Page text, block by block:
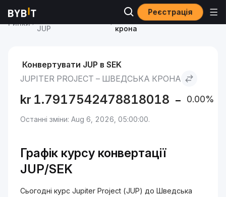
Реєстрація
Ринки
JUP
Jupiter Project to Шведська
крона
Конвертувати JUP в SEK
JUPITER PROJECT – ШВЕДСЬКА КРОНА
kr 1.7917542478818018 0.00%
Останні зміни: Aug 6, 2026, 05:00:00.
Графік курсу конвертації
JUP/SEK
Сьогодні курс Jupiter Project (JUP) до Шведська